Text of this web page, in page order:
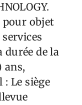
pour objet
durée de la
ans,
: Le siège